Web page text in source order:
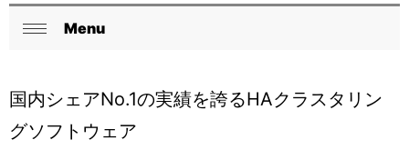
シ
の
在
位
ロ
カ
ル
る
Menu
国内シェアNo.1の実績を誇るHAクラスタリン
グソフトウェア